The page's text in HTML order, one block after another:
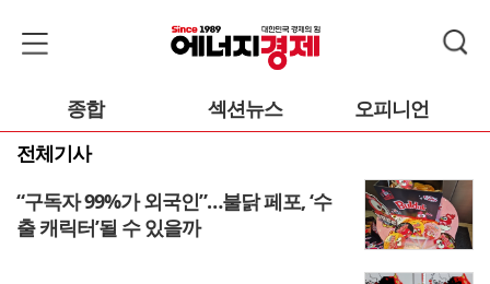
종합 섹션뉴스
오피니언
전체기사
“구독자 99%가 외국인”…불닭 페포, ‘수
출 캐릭터’될 수 있을까